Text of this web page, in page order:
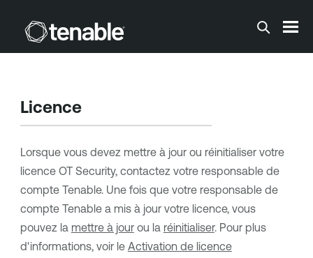
Passer au contenu principal
Licence
Lorsque vous devez mettre à jour ou réinitialiser votre
licence OT Security, contactez votre responsable de
compte Tenable. Une fois que votre responsable de
compte Tenablea mis à jour votre licence, vous
pouvez la mettre à jourou la réinitialiser. Pour plus
d'informations, voir le Activation de licence